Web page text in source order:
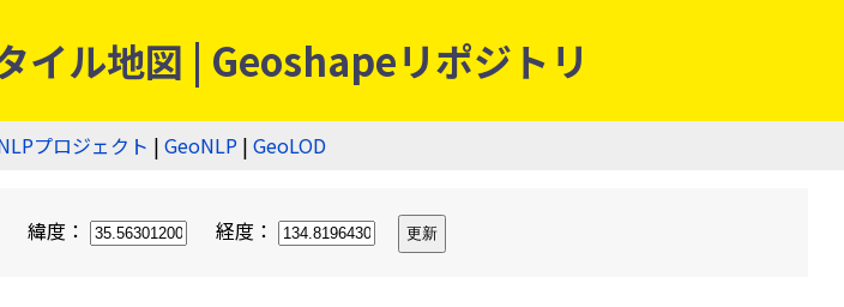
イル地図 | Geoshapeリポジトリ
プロジェクト | GeoNLP | GeoLOD
緯度： 経度：